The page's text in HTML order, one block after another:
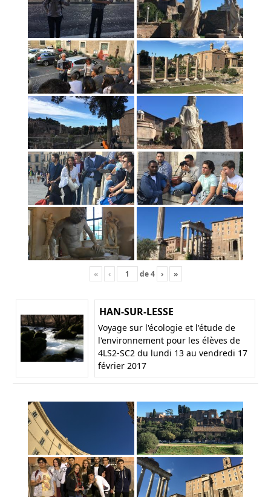
« ‹ de4 › »
HAN-SUR-LESSE
Voyage sur l'écologie et l'étude de
l'environnement pour les élèves de
4LS2-SC2 du lundi 13 au vendredi 17
février 2017